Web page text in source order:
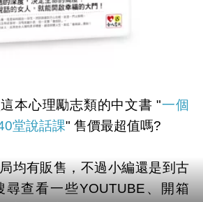
本心理勵志類的中文書 "一個
堂說話課" 售價最超值嗎?
均有販售，不過小編還是到古
查看一些YOUTUBE、開箱